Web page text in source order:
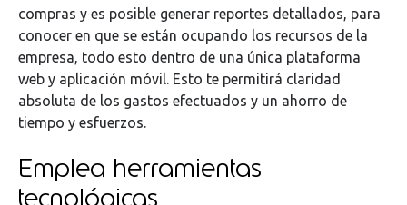
compras y es posible generar reportes detallados, para
conocer en que se están ocupando los recursos de la
empresa, todo esto dentro de una única plataforma
web y aplicación móvil. Esto te permitirá claridad
absoluta de los gastos efectuados y un ahorro de
tiempo y esfuerzos.
Emplea herramientas
tecnológicas